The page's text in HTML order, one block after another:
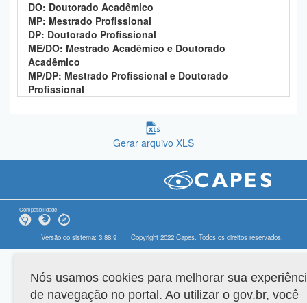
DO: Doutorado Acadêmico
MP: Mestrado Profissional
DP: Doutorado Profissional
ME/DO: Mestrado Acadêmico e Doutorado
Acadêmico
MP/DP: Mestrado Profissional e Doutorado
Profissional
Gerar arquivo XLS
Compatibilidade
Versão do sistema: 3.88.9 Copyright 2022 Capes. Todos os direitos reservados.
Nós usamos cookies para melhorar sua
de navegação no portal. Ao utilizar o gov.br, você